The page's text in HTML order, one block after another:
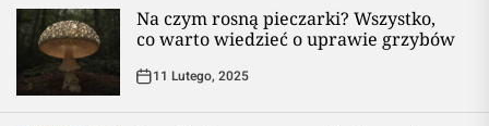
Na czym rosną pieczarki? Wszystko,
co warto wiedzieć o uprawie grzybów
11 Lutego, 2025